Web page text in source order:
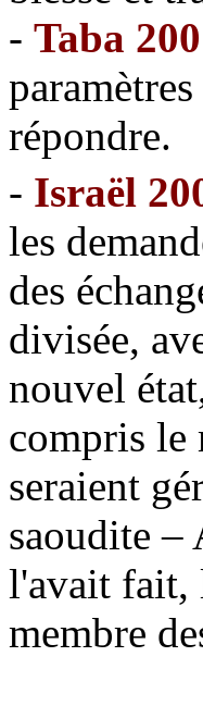
- Taba
répondre.
- Israël
les
des
divisée,
nouvel
compris le
seraient
saoudite –
l'avait fait,
membre